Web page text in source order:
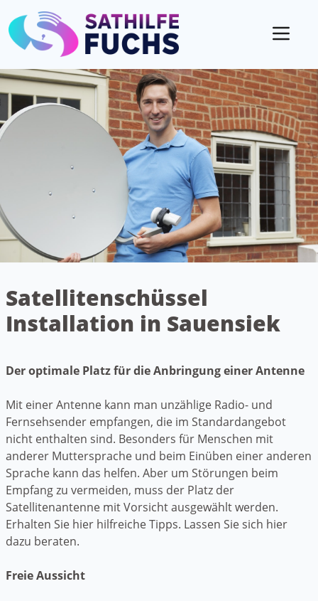
Satellitenschüssel
Installation in Sauensiek
Der optimale Platz für die Anbringung einer Antenne
Mit einer Antenne kann man unzählige Radio- und
Fernsehsender empfangen, die im Standardangebot
nicht enthalten sind. Besonders für Menschen mit
anderer Muttersprache und beim Einüben einer anderen
Sprache kann das helfen. Aber um Störungen beim
Empfang zu vermeiden, muss der Platz der
Satellitenantenne mit Vorsicht ausgewählt werden.
Erhalten Sie hier hilfreiche Tipps. Lassen Sie sich hier
dazu beraten.
Freie Aussicht